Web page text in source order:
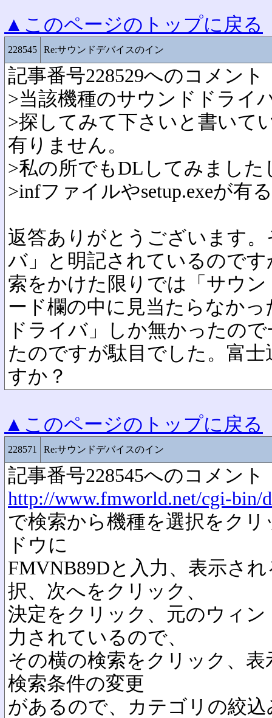
▲このページのトップに戻る
228545 Re:サウンドデバイスのイン
記事番号228529へのコメント
>当該機種のサウンドドライ
>探してみて下さいと書いて
有りません。
>私の所でもDLしてみました
>infファイルやsetup.exeが有
返答ありがとうございます
バ」と明記されているので
索をかけた限りでは「サウ
ード欄の中に見当たらなか
ドライバ」しか無かったの
たのですが駄目でした。富
すか？
▲このページのトップに戻る
228571 Re:サウンドデバイスのイン
記事番号228545へのコメント
http://www.fmworld.net/cgi-bin/
で検索から機種を選択をク
ドウに
FMVNB89Dと入力、表示さ
択、次へをクリック、
決定をクリック、元のウィ
力されているので、
その横の検索をクリック、
検索条件の変更
があるので、カテゴリの絞